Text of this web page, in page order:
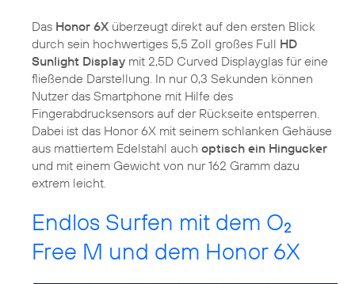
Das Honor 6X überzeugt direkt auf den ersten Blick
durch sein hochwertiges 5,5 Zoll großes Full HD
Sunlight Display mit 2,5D Curved Displayglas für eine
fließende Darstellung. In nur 0,3 Sekunden können
Nutzer das Smartphone mit Hilfe des
Fingerabdrucksensors auf der Rückseite entsperren.
Dabei ist das Honor 6X mit seinem schlanken Gehäuse
aus mattiertem Edelstahl auch optisch ein Hingucker
und mit einem Gewicht von nur 162 Gramm dazu
extrem leicht.
Endlos Surfen mit dem O2
Free M und dem Honor 6X